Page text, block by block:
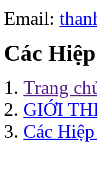
Email:
Các
Trang
GIỚI
Các